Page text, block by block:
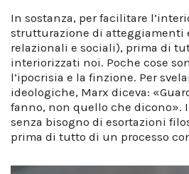
In sostanza, per facilitare
strutturazione di atteggiamenti
relazionali e sociali), prima di
interiorizzati noi. Poche cose
l’ipocrisia e la finzione. Per
ideologiche, Marx diceva:
fanno, non quello che dicono».
senza bisogno di esortazioni
prima di tutto di un processo